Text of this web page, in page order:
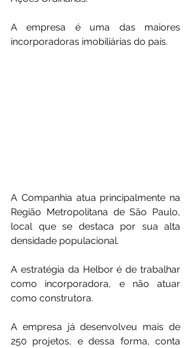
A empresa é uma das maiores
incorporadoras imobiliárias do país.
A Companhia atua principalmente na
Região Metropolitana de São Paulo,
local que se destaca por sua alta
densidade populacional.
A estratégia da Helbor é de trabalhar
como incorporadora, e não atuar
como construtora.
A empresa já desenvolveu mais de
250 projetos, e dessa forma, conta